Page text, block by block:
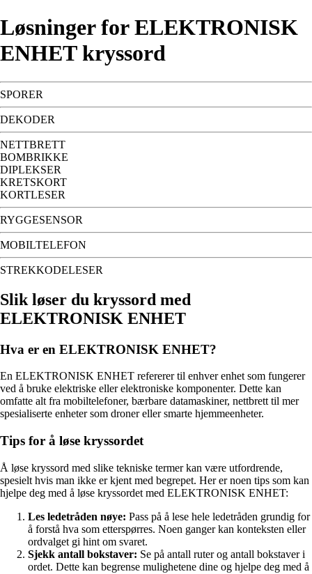
Løsninger for ELEKTRONISK
ENHET kryssord
SPORER
DEKODER
NETTBRETT
BOMBRIKKE
DIPLEKSER
KRETSKORT
KORTLESER
RYGGESENSOR
MOBILTELEFON
STREKKODELESER
Slik løser du kryssord med
ELEKTRONISK ENHET
Hva er en ELEKTRONISK ENHET?
En ELEKTRONISK ENHET refererer til enhver enhet som fungerer
ved å bruke elektriske eller elektroniske komponenter. Dette kan
omfatte alt fra mobiltelefoner, bærbare datamaskiner, nettbrett til mer
spesialiserte enheter som droner eller smarte hjemmeenheter.
Tips for å løse kryssordet
Å løse kryssord med slike tekniske termer kan være utfordrende,
spesielt hvis man ikke er kjent med begrepet. Her er noen tips som kan
hjelpe deg med å løse kryssordet med ELEKTRONISK ENHET:
Les ledetråden nøye: Pass på å lese hele ledetråden grundig for
å forstå hva som etterspørres. Noen ganger kan konteksten eller
ordvalget gi hint om svaret.
Sjekk antall bokstaver: Se på antall ruter og antall bokstaver i
ordet. Dette kan begrense mulighetene dine og hjelpe deg med å